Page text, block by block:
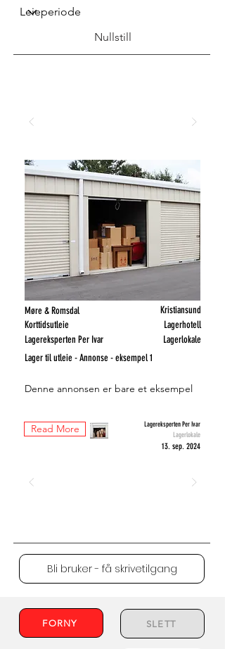
Nullstill
Møre & Romsdal
Korttidsutleie
Lagerhotell
Lagereksperten Per Ivar
Lagerlokale
Lager til utleie - Annonse - eksempel 1
Denne annonsen er bare et eksempel
Read More
Lagereksperten Per Ivar
Lagerlokale
13. sep. 2024
Kristiansund
Bli bruker - få skrivetilgang
FORNY SLETT